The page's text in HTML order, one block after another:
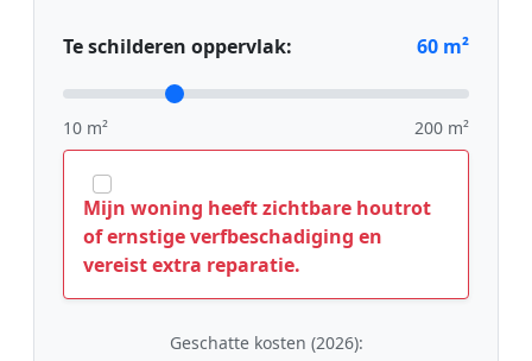
Te schilderen oppervlak: 60 m²
10 m² 200 m²
Mijn woning heeft zichtbare houtrot
of ernstige verfbeschadiging en
vereist extra reparatie.
Geschatte kosten (2026):